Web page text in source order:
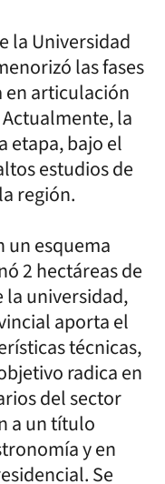
la Universidad
las fases
en articulación
la
etapa, bajo el
estudios de
región.
un esquema
2 hectáreas de
la universidad,
aporta el
técnicas,
radica en
del sector
a un título
y en
Se